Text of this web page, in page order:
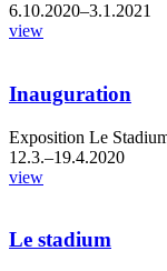
6.10.2020–3.1.2021
view
Inauguration
Exposition Le
12.3.–19.4.2020
view
Le stadium